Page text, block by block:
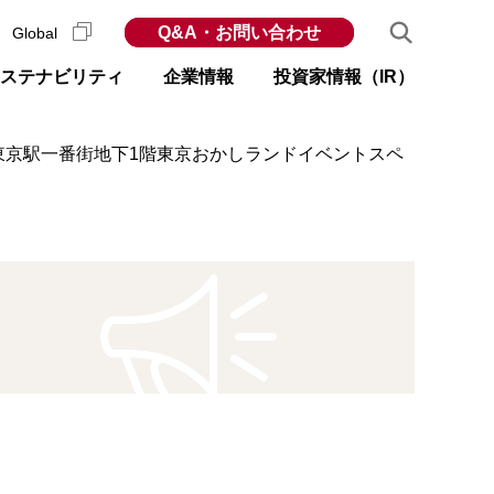
テナビリティ 企業情報 投資家情報（IR）
Global Q&A・お問い合わせ
駅一番街地下1階東京おかしランドイベントスペ